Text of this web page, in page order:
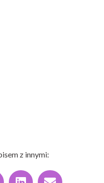
z innymi: